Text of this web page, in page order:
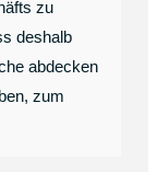
zu
deshalb
abdecken
zum